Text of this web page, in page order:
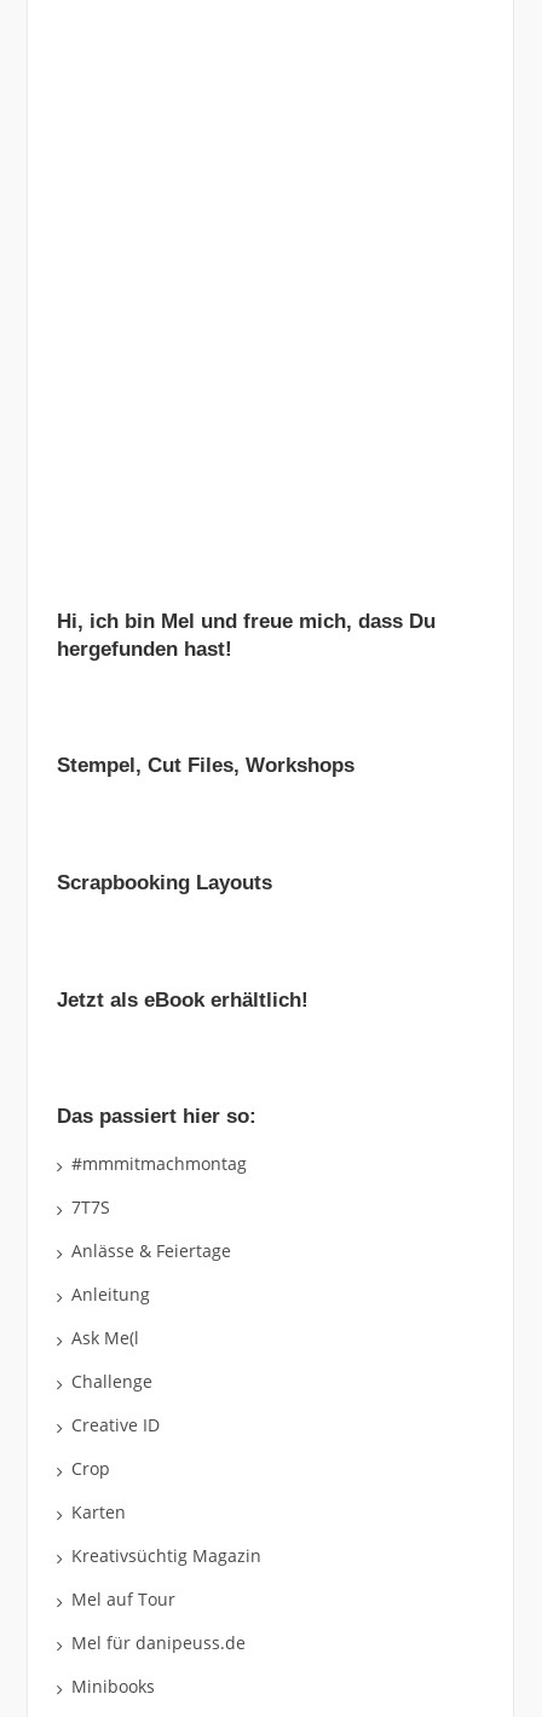
Hi, ich bin Mel und freue mich, dass Du
hergefunden hast!
Stempel, Cut Files, Workshops
Scrapbooking Layouts
Jetzt als eBook erhältlich!
Das passiert hier so:
#mmmitmachmontag
7T7S
Anlässe & Feiertage
Anleitung
Ask Me(l
Challenge
Creative ID
Crop
Karten
Kreativsüchtig Magazin
Mel auf Tour
Mel für danipeuss.de
Minibooks